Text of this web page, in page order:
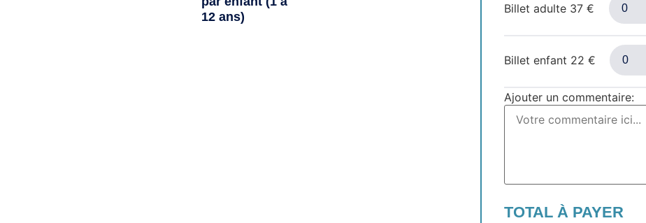
12 ans)
Billet adulte 37 €
Billet enfant 22 €
Ajouter un commentaire:
TOTAL À PAYER